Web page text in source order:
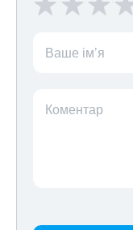
Ваше ім’я
Коментар